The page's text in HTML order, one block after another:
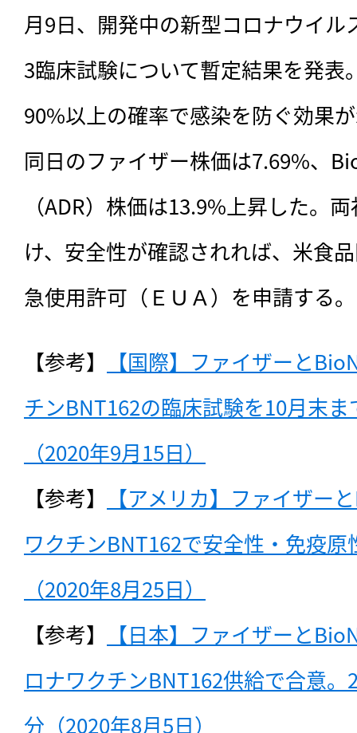
月9日、開発中の新型コロナウイル
3臨床試験について暫定結果を発表
90%以上の確率で感染を防ぐ効果
同日のファイザー株価は7.69%、
（ADR）株価は13.9%上昇した。
け、安全性が確認されれば、米食
急使用許可（ＥＵＡ）を申請する。
【参考】
【国際】ファイザーと
チンBNT162の臨床試験を10月末
（2020年9月15日）
【参考】
【アメリカ】ファイザー
ワクチンBNT162で安全性・免疫
（2020年8月25日）
【参考】
【日本】ファイザーと
ロナワクチンBNT162供給で合意
分（2020年8月5日）